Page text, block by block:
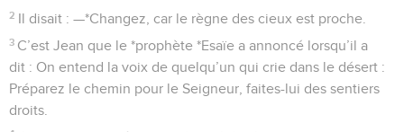
faire baptiser par lui. Il leur dit : —Espèces de vipères ! Qui
vous a enseigné à fuir la colère de Dieu qui va se
manifester ?
8 Montrez plutôt par vos actes que vous avez changé de vie.